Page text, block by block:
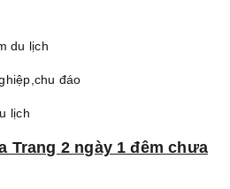
du lịch
đáo
lịch
Trang 2 ngày 1 đêm chưa